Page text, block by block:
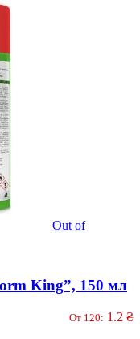
Out of
King”, 150 мл
От 120: 1.2 ₴